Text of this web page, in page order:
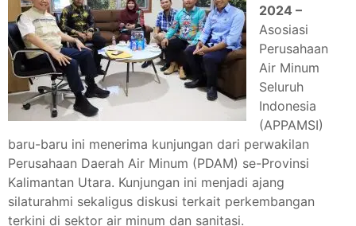
2024 –
Asosiasi
Perusahaan
Air Minum
Seluruh
Indonesia
(APPAMSI)
baru-baru ini menerima kunjungan dari perwakilan
Perusahaan Daerah Air Minum (PDAM) se-Provinsi
Kalimantan Utara. Kunjungan ini menjadi ajang
silaturahmi sekaligus diskusi terkait perkembangan
terkini di sektor air minum dan sanitasi.